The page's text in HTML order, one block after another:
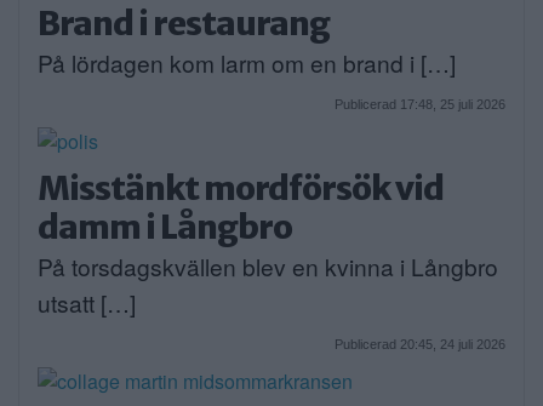
Brand i restaurang
På lördagen kom larm om en brand i […]
Publicerad 17:48, 25 juli 2026
Misstänkt mordförsök vid
damm i Långbro
På torsdagskvällen blev en kvinna i Långbro
utsatt […]
Publicerad 20:45, 24 juli 2026